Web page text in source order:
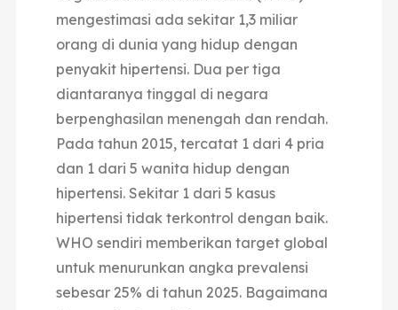
mengestimasi ada sekitar 1,3 miliar
orang di dunia yang hidup dengan
penyakit hipertensi. Dua per tiga
diantaranya tinggal di negara
berpenghasilan menengah dan rendah.
Pada tahun 2015, tercatat 1 dari 4 pria
dan 1 dari 5 wanita hidup dengan
hipertensi. Sekitar 1 dari 5 kasus
hipertensi tidak terkontrol dengan baik.
WHO sendiri memberikan target global
untuk menurunkan angka prevalensi
sebesar 25% di tahun 2025. Bagaimana